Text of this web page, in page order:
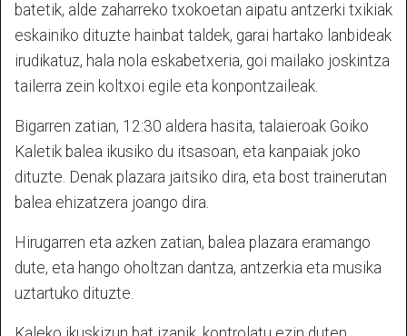
batetik, alde zaharreko txokoetan aipatu antzerki txikiak
eskainiko dituzte hainbat taldek, garai hartako lanbideak
irudikatuz, hala nola eskabetxeria, goi mailako joskintza
tailerra zein koltxoi egile eta konpontzaileak.
Bigarren zatian, 12:30 aldera hasita, talaieroak Goiko
Kaletik balea ikusiko du itsasoan, eta kanpaiak joko
dituzte. Denak plazara jaitsiko dira, eta bost trainerutan
balea ehizatzera joango dira.
Hirugarren eta azken zatian, balea plazara eramango
dute, eta hango oholtzan dantza, antzerkia eta musika
uztartuko dituzte.